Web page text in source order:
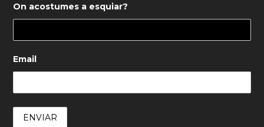
On acostumes a esquiar?
Email